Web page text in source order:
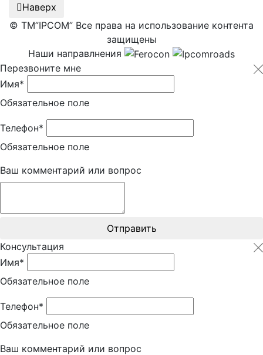
Наверх
© ТМ”IPCOM” Все права на использование контента
защищены
Наши направлнения
Перезвоните мне
Имя*
Обязательное поле
Телефон*
Обязательное поле
Ваш комментарий или вопрос
Отправить
Консультация
Имя*
Обязательное поле
Телефон*
Обязательное поле
Ваш комментарий или вопрос